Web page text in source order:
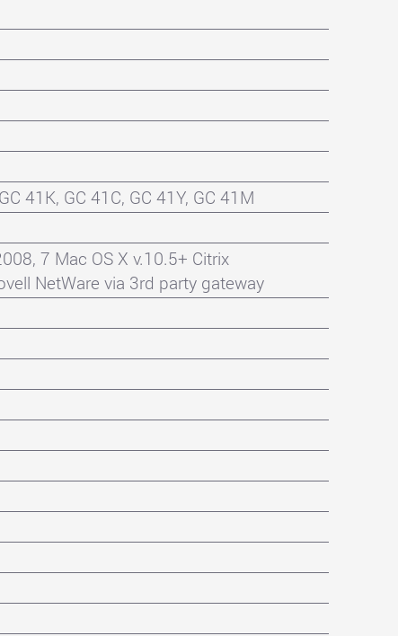
41K, GC 41C, GC 41Y, GC 41M
7 Mac OS X v.10.5+ Citrix
NetWare via 3rd party gateway